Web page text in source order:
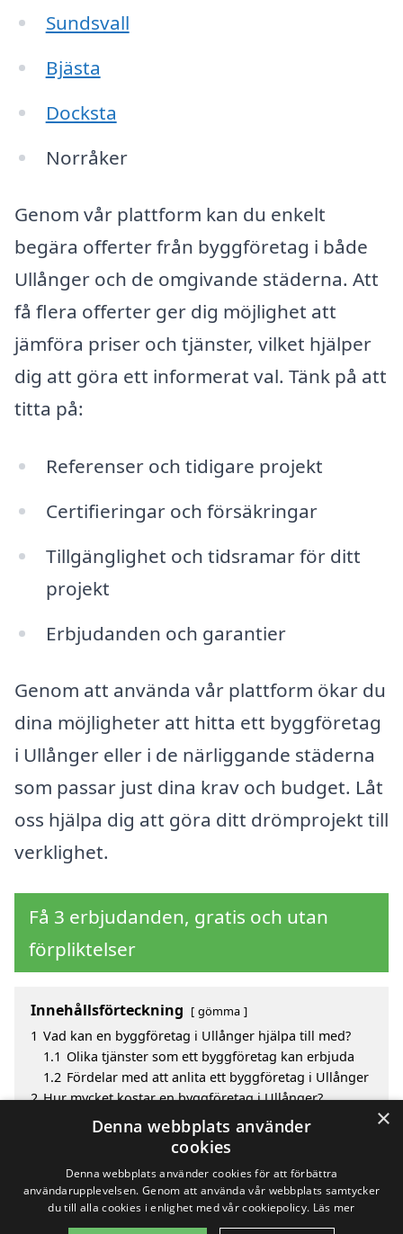
Sundsvall
Bjästa
Docksta
Norråker
Genom vår plattform kan du enkelt
begära offerter från byggföretag i både
Ullånger och de omgivande städerna. Att
få flera offerter ger dig möjlighet att
jämföra priser och tjänster, vilket hjälper
dig att göra ett informerat val. Tänk på att
titta på:
Referenser och tidigare projekt
Certifieringar och försäkringar
Tillgänglighet och tidsramar för ditt
projekt
Erbjudanden och garantier
Genom att använda vår plattform ökar du
dina möjligheter att hitta ett byggföretag
i Ullånger eller i de närliggande städerna
som passar just dina krav och budget. Låt
oss hjälpa dig att göra ditt drömprojekt till
verklighet.
Få 3 erbjudanden, gratis och utan
förpliktelser
Innehållsförteckning gömma
1 Vad kan en byggföretag i Ullånger hjälpa till med?
1.1 Olika tjänster som ett byggföretag kan erbjuda
1.2 Fördelar med att anlita ett byggföretag i Ullånger
2 Hur mycket kostar en byggföretag i Ullånger?
Fördelar med att välja byggföretag i Ullånger
Sök efter en skicklig byggföretag i de omgivande
×
Denna webbplats använder
cookies
Denna webbplats använder cookies för att förbättra
användarupplevelsen. Genom att använda vår webbplats samtycker
du till alla cookies i enlighet med vår cookiepolicy. Läs mer